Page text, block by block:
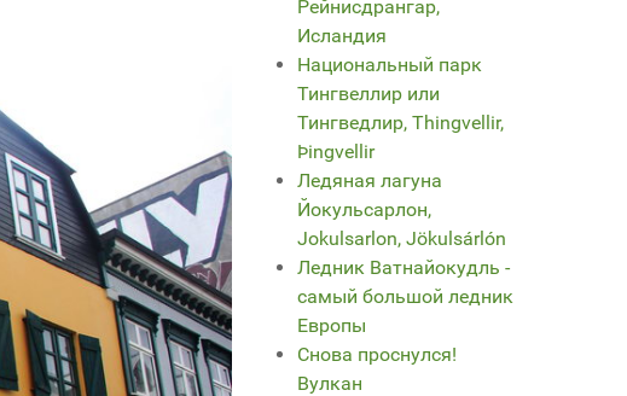
Рейнисдрангар,
Исландия
Национальный парк
Тингвеллир или
Тингведлир, Thingvellir,
Þingvellir
Ледяная лагуна
Йокульсарлон,
Jokulsarlon, Jökulsárlón
Ледник Ватнайокудль -
самый большой ледник
Европы
Снова проснулся!
Вулкан